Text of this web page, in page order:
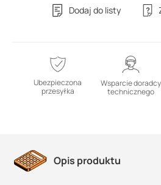
Dodaj do listy
Ubezpieczona
przesyłka
Wsparcie doradcy
technicznego
Opis produktu